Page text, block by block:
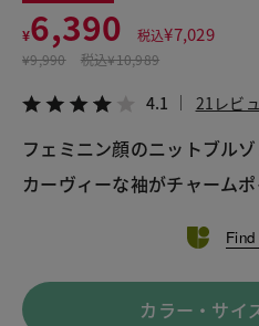
¥6,390 税込¥7,029
¥9,990 税込¥10,989
4.1 21レビ
フェミニン顔のニットブル
カーヴィーな袖がチャーム
カラー・サイ